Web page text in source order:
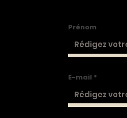
Prénom
E-mail